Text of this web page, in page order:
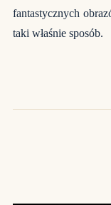
fantastycznych
taki właśnie sposób.